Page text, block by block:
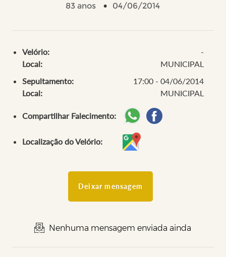
83 anos 04/06/2014
Velório:
-
Local:
MUNICIPAL
Sepultamento:
17:00 - 04/06/2014
Local:
MUNICIPAL
Compartilhar Falecimento:
Localização do Velório:
Deixar mensagem
Nenhuma mensagem enviada ainda